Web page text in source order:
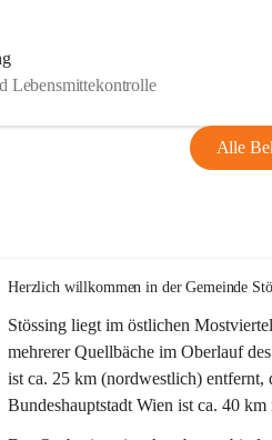
Lebensmittekontrolle
Alle
Herzlich willkommen in der Gemeinde
Stössing liegt im östlichen
mehrerer Quellbäche im Oberlauf
ist ca. 25 km (nordwestlich)
Bundeshauptstadt Wien ist ca. 40